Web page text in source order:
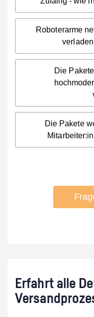
Erfahrt alle